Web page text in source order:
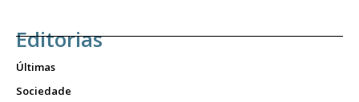
Editorias
Últimas
Sociedade